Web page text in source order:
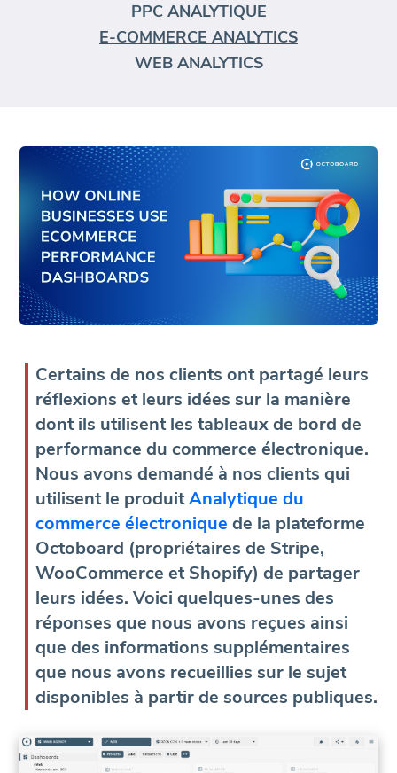
PPC ANALYTIQUE
E-COMMERCE ANALYTICS
WEB ANALYTICS
Certains de nos clients ont partagé leurs
réflexions et leurs idées sur la manière
dont ils utilisent les tableaux de bord de
performance du commerce électronique.
Nous avons demandé à nos clients qui
utilisent le produitAnalytique du
commerce électronique de la plateforme
Octoboard (propriétaires de Stripe,
WooCommerce et Shopify) de partager
leurs idées. Voici quelques-unes des
réponses que nous avons reçues ainsi
que des informations supplémentaires
que nous avons recueillies sur le sujet
disponibles à partir de sources publiques.